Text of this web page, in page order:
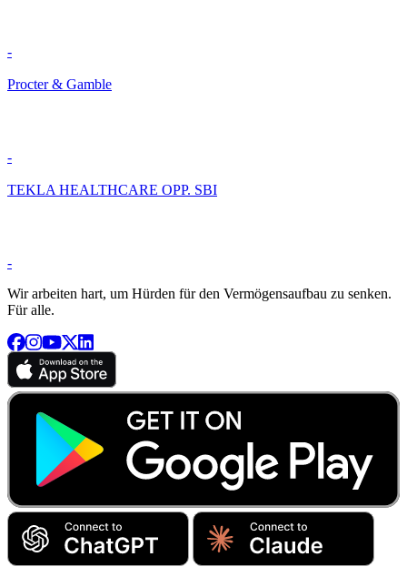
-
Procter & Gamble
-
TEKLA HEALTHCARE OPP. SBI
-
Wir arbeiten hart, um Hürden für den Vermögensaufbau zu senken.
Für alle.